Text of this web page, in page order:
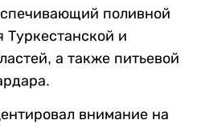
поливной
Туркестанской и
а также питьевой
внимание на